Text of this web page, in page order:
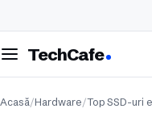
meniul
TechCafe
Acasă/Hardware/Top SSD-uri